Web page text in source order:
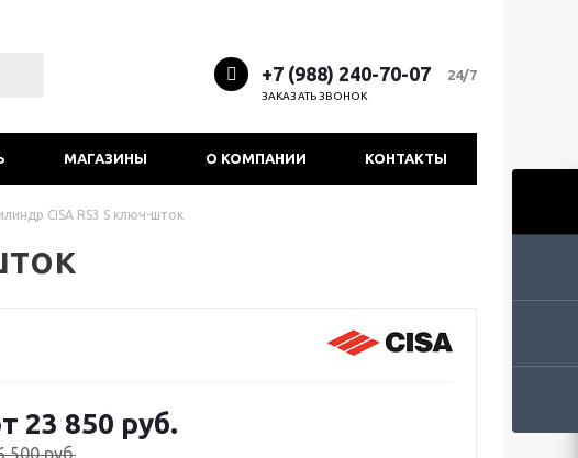
+7 (988) 240-70-07 24/7
ЗАКАЗАТЬ ЗВОНОК
МАГАЗИНЫ О КОМПАНИИ КОНТАКТЫ
CISA RS3 S ключ-шток
23 850 руб.
500 руб.